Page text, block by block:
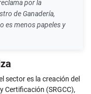
por la
de Ganadería,
es menos papeles y
sector es la creación del
Certificación (SRGCC),